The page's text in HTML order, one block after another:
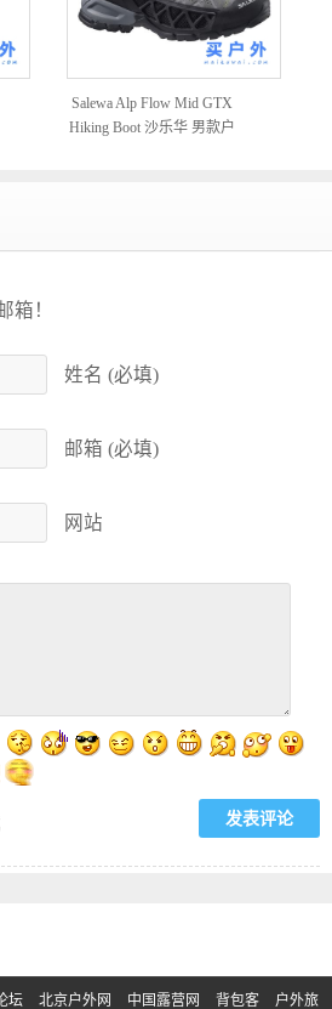
Salewa Alp Flow Mid GTX
Hiking Boot 沙乐华 男款户
箱！
姓名 (必填)
邮箱 (必填)
网站
坛 北京户外网 中国露营网 背包客 户外旅